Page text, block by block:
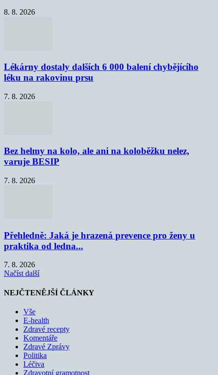
8. 8. 2026
Lékárny dostaly dalších 6 000 balení chybějícího
léku na rakovinu prsu
7. 8. 2026
Bez helmy na kolo, ale ani na koloběžku nelez,
varuje BESIP
7. 8. 2026
Přehledně: Jaká je hrazená prevence pro ženy u
praktika od ledna...
7. 8. 2026
Načíst další
NEJČTENĚJŠÍ ČLÁNKY
Vše
E-health
Zdravé recepty
Komentáře
Zdravé Zprávy
Politika
Léčiva
Zdravotní gramotnost